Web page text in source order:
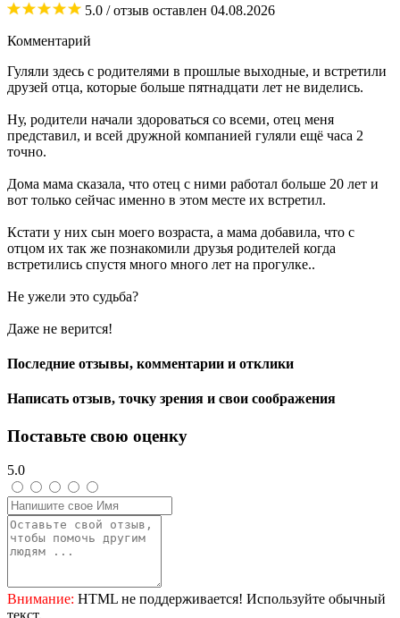
5.0 / отзыв оставлен 04.08.2026
Комментарий
Гуляли здесь с родителями в прошлые выходные, и встретили
друзей отца, которые больше пятнадцати лет не виделись.
Ну, родители начали здороваться со всеми, отец меня
представил, и всей дружной компанией гуляли ещё часа 2
точно.
Дома мама сказала, что отец с ними работал больше 20 лет и
вот только сейчас именно в этом месте их встретил.
Кстати у них сын моего возраста, а мама добавила, что с
отцом их так же познакомили друзья родителей когда
встретились спустя много много лет на прогулке..
Не ужели это судьба?
Даже не верится!
Последние отзывы, комментарии и отклики
Написать отзыв, точку зрения и свои соображения
Поставьте свою оценку
5.0
Внимание: HTML не поддерживается! Используйте обычный